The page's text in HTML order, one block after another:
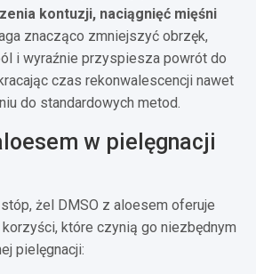
kontuzji, naciągnięć mięśni
znacząco zmniejszyć obrzęk,
i wyraźnie przyspiesza powrót do
czas rekonwalescencji nawet
do standardowych metod.
w pielęgnacji
żel DMSO z aloesem oferuje
które czynią go niezbędnym
pielęgnacji: